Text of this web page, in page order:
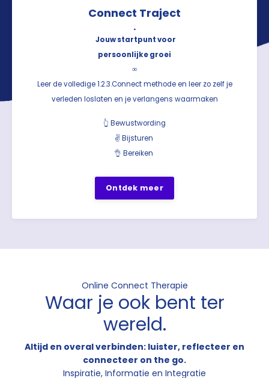
Connect Traject
.
Jouw startpunt voor
persoonlijke groei
∞
Leer de volledige 1.2.3.Connect methode en leer zo zelf je
verleden loslaten en je verlangens waarmaken
👆 Bewustwording
✌️ Bijsturen
👌 Bereiken
Ontdek meer
Online Connect Therapie
Waar je ook bent ter
wereld.
Altijd en overal verbinden: luister, reflecteer en
connecteer on the go.
Inspiratie, Informatie en Integratie